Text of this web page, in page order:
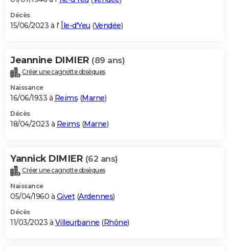
Décès
15/06/2023 à l' Île-d'Yeu (Vendée)
Jeannine DIMIER (89 ans)
Créer une cagnotte obsèques
Naissance
16/06/1933 à Reims (Marne)
Décès
18/04/2023 à Reims (Marne)
Yannick DIMIER (62 ans)
Créer une cagnotte obsèques
Naissance
05/04/1960 à Givet(Ardennes)
Décès
11/03/2023 à Villeurbanne (Rhône)